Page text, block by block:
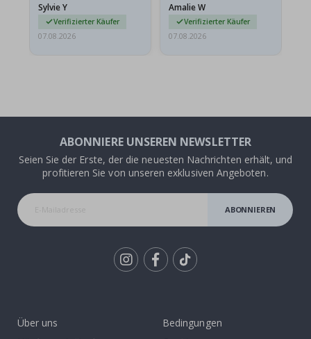
sie…
Sylvie Y
Verifizierter Käufer
07.08.2026
Amalie W
Verifizierter Käufer
07.08.2026
ABONNIERE UNSEREN NEWSLETTER
Seien Sie der Erste, der die neuesten Nachrichten erhält, und
profitieren Sie von unseren exklusiven Angeboten.
ABONNIEREN
Über uns
Bedingungen